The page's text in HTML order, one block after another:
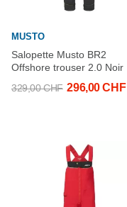
MUSTO
Salopette Musto BR2
Offshore trouser 2.0 Noir
329,00 CHF 296,00 CHF